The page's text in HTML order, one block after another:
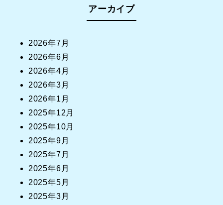
アーカイブ
2026年7月
2026年6月
2026年4月
2026年3月
2026年1月
2025年12月
2025年10月
2025年9月
2025年7月
2025年6月
2025年5月
2025年3月